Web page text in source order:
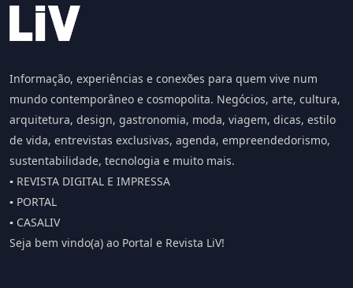
Informação, experiências e conexões para quem vive num
mundo contemporâneo e cosmopolita. Negócios, arte, cultura,
arquitetura, design, gastronomia, moda, viagem, dicas, estilo
de vida, entrevistas exclusivas, agenda, empreendedorismo,
sustentabilidade, tecnologia e muito mais.
▪️ REVISTA DIGITAL E IMPRESSA
▪️ PORTAL
▪️ CASALIV
Seja bem vindo(a) ao Portal e Revista LiV!